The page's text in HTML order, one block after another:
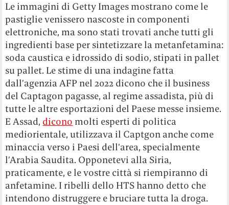
Le immagini di Getty Images mostrano come le
pastiglie venissero nascoste in componenti
elettroniche, ma sono stati trovati anche tutti gli
ingredienti base per sintetizzare la metanfetamina:
soda caustica e idrossido di sodio, stipati in pallet
su pallet. Le stime di una indagine fatta
dall’agenzia AFP nel 2022 dicono che il business
del Captagon pagasse, al regime assadista, più di
tutte le altre esportazioni del Paese messe insieme.
E Assad, dicono molti esperti di politica
mediorientale, utilizzava il Captgon anche come
minaccia verso i Paesi dell’area, specialmente
l’Arabia Saudita. Opponetevi alla Siria,
praticamente, e le vostre città si riempiranno di
anfetamine. I ribelli dello HTS hanno detto che
intendono distruggere e bruciare tutta la droga.